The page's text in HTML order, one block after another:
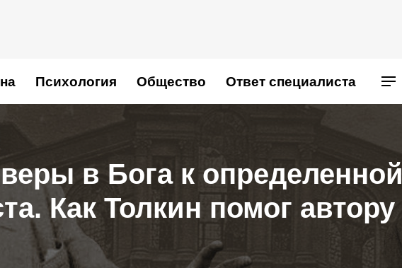
Психология Общество Ответ специалиста
в Бога к определенной
Как Толкин помог автору